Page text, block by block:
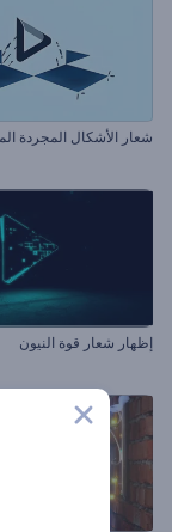
شعار الأشكال المجردة
إظهار شعار قوة النيون